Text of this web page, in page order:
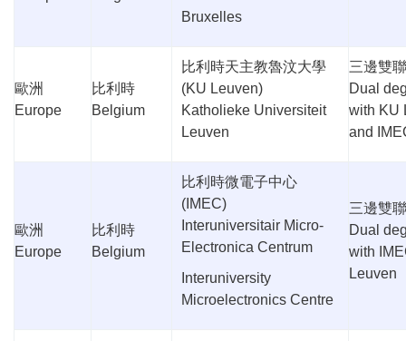
Bruxelles
歐洲
Europe
比利時
Belgium
比利時天主教魯汶大學
(KU Leuven)
Katholieke Universiteit
Leuven
三邊雙
Dual
with KU
and
歐洲
Europe
比利時
Belgium
比利時微電子中心
(IMEC)
Interuniversitair Micro-
Electronica Centrum
Interuniversity
Microelectronics Centre
三邊雙
Dual
with
Leuven